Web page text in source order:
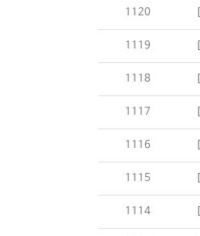
1120
1119
1118
1117
1116
1115
1114